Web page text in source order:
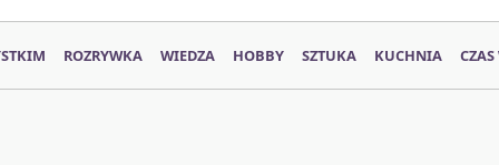
ROZRYWKA WIEDZA HOBBY SZTUKA KUCHNIA